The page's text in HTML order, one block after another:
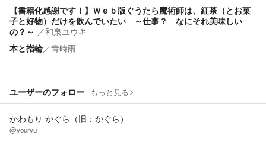
【書籍化感謝です！】Ｗｅｂ版ぐうたら魔術師は、紅茶（とお菓
子と好物）だけを飲んでいたい ～仕事？ なにそれ美味しい
の？～ ／和泉ユウキ
本と指輪／青時雨
ユーザーのフォロー もっと見る
かわもり かぐら（旧：かぐら）
@youryu